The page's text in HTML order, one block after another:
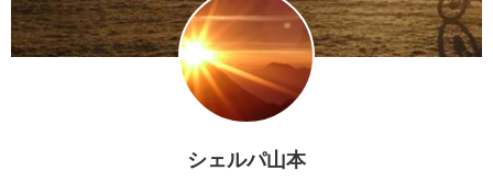
シェルパ山本